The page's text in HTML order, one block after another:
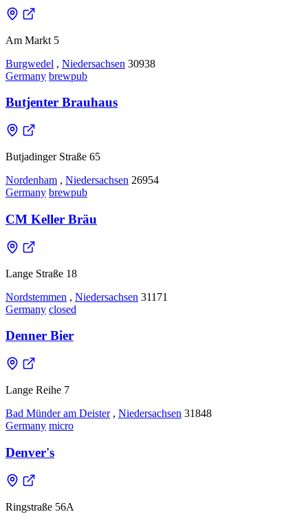
Am Markt 5
Burgwedel , Niedersachsen 30938
Germany brewpub
Butjenter Brauhaus
Butjadinger Straße 65
Nordenham , Niedersachsen 26954
Germany brewpub
CM Keller Bräu
Lange Straße 18
Nordstemmen , Niedersachsen 31171
Germany closed
Denner Bier
Lange Reihe 7
Bad Münder am Deister , Niedersachsen 31848
Germany micro
Denver's
Ringstraße 56A